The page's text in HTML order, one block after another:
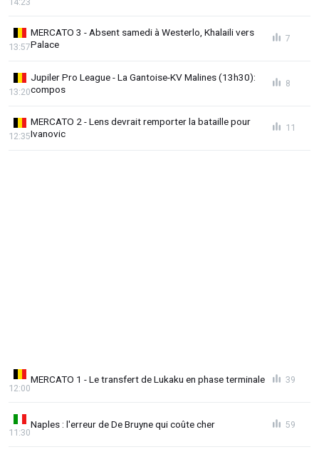
MERCATO 3 - Absent samedi à Westerlo, Khalaili vers
Palace
13:57
7
Jupiler Pro League - La Gantoise-KV Malines (13h30):
compos
13:20
8
MERCATO 2 - Lens devrait remporter la bataille pour
Ivanovic
12:35
11
MERCATO 1 - Le transfert de Lukaku en phase terminale
12:00
39
Naples : l'erreur de De Bruyne qui coûte cher
11:30
59